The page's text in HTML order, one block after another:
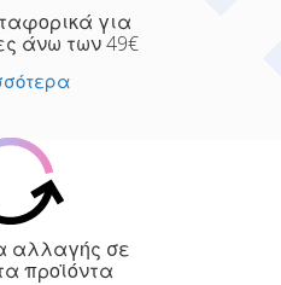
για
άνω των 49€
αλλαγής σε
προϊόντα